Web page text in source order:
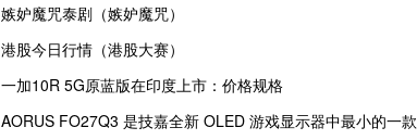
嫉妒魔咒泰剧（嫉妒魔咒）
港股今日行情（港股大赛）
一加10R 5G原蓝版在印度上市：价格规格
AORUS FO27Q3 是技嘉全新 OLED 游戏显示器中最小的一款